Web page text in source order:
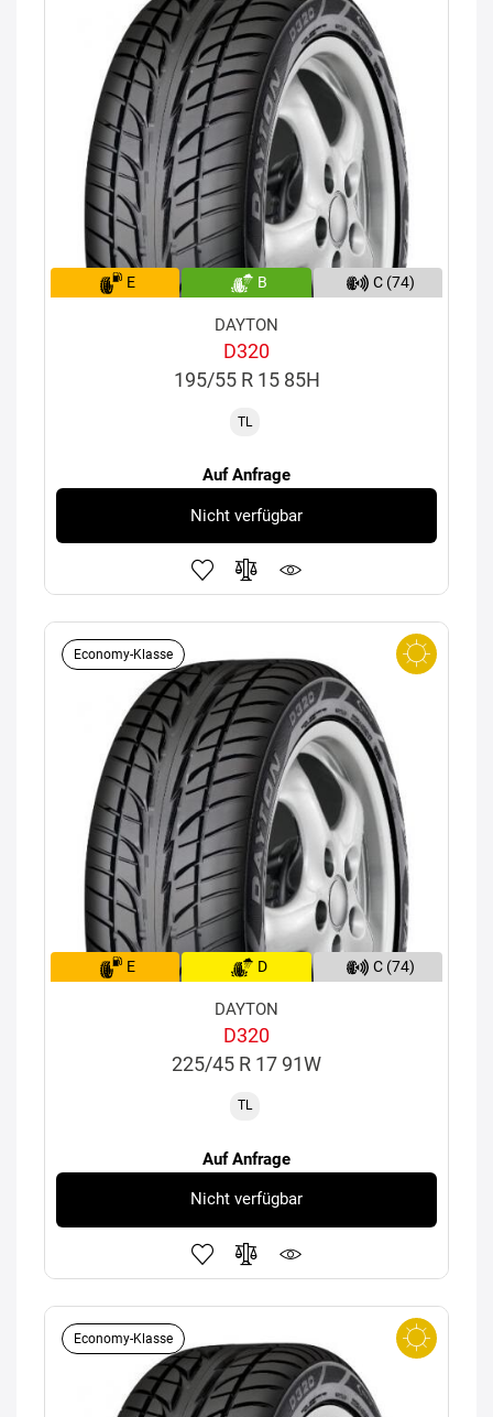
E B C (74)
DAYTON
D320
195/55 R 15 85H
TL
Auf Anfrage
Nicht verfügbar
Economy-Klasse
E D C (74)
DAYTON
D320
225/45 R 17 91W
TL
Auf Anfrage
Nicht verfügbar
Economy-Klasse